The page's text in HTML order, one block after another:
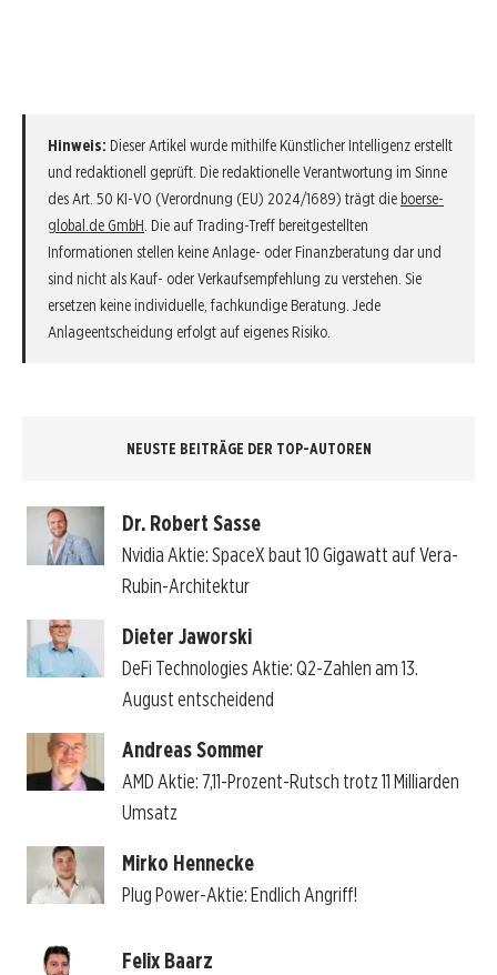
Hinweis: Dieser Artikel wurde mithilfe Künstlicher Intelligenz erstellt
und redaktionell geprüft. Die redaktionelle Verantwortung im Sinne
des Art. 50 KI-VO (Verordnung (EU) 2024/1689) trägt die boerse-
global.de GmbH . Die auf Trading-Treff bereitgestellten
Informationen stellen keine Anlage- oder Finanzberatung dar und
sind nicht als Kauf- oder Verkaufsempfehlung zu verstehen. Sie
ersetzen keine individuelle, fachkundige Beratung. Jede
Anlageentscheidung erfolgt auf eigenes Risiko.
NEUSTE BEITRÄGE DER TOP-AUTOREN
Dr. Robert Sasse
Nvidia Aktie: SpaceX baut 10 Gigawatt auf Vera-
Rubin-Architektur
Dieter Jaworski
DeFi Technologies Aktie: Q2-Zahlen am 13.
August entscheidend
Andreas Sommer
AMD Aktie: 7,11-Prozent-Rutsch trotz 11 Milliarden
Umsatz
Mirko Hennecke
Plug Power-Aktie: Endlich Angriff!
Felix Baarz